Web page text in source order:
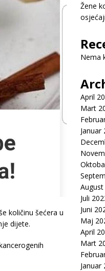
količinu šećera u
dijete.
Žene
Nema
April
Mart
Januar
Juli
Juni
Maj
April
Mart
Januar